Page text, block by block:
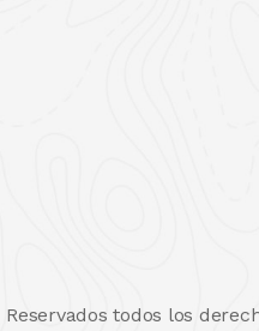
Reservados todos los